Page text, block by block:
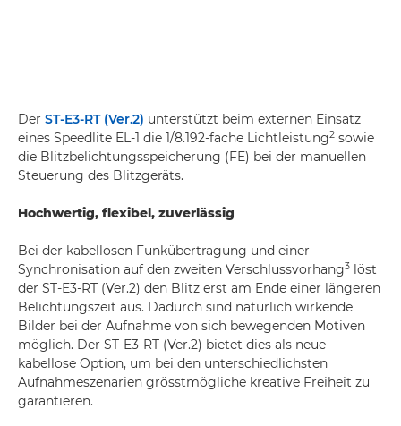
Der ST-E3-RT (Ver.2) unterstützt beim externen Einsatz
eines Speedlite EL-1 die 1/8.192-fache Lichtleistung2 sowie
die Blitzbelichtungsspeicherung (FE) bei der manuellen
Steuerung des Blitzgeräts.
Hochwertig, flexibel, zuverlässig
Bei der kabellosen Funkübertragung und einer
Synchronisation auf den zweiten Verschlussvorhang3 löst
der ST-E3-RT (Ver.2) den Blitz erst am Ende einer längeren
Belichtungszeit aus. Dadurch sind natürlich wirkende
Bilder bei der Aufnahme von sich bewegenden Motiven
möglich. Der ST-E3-RT (Ver.2) bietet dies als neue
kabellose Option, um bei den unterschiedlichsten
Aufnahmeszenarien grösstmögliche kreative Freiheit zu
garantieren.